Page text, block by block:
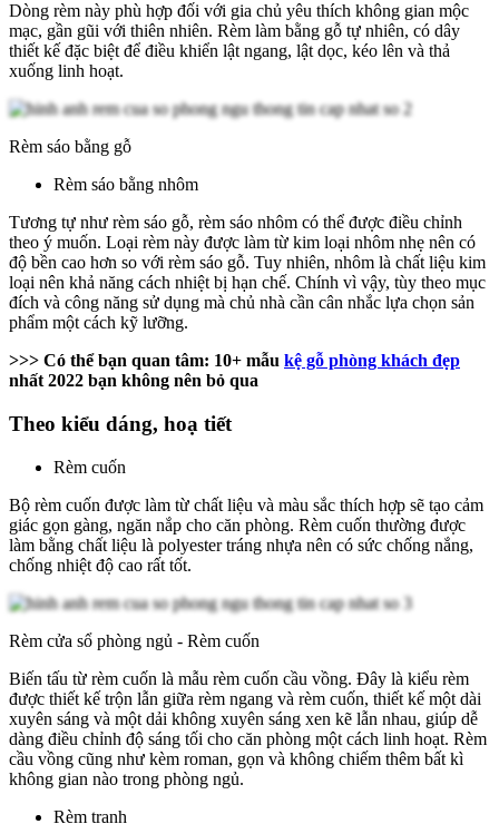
Dòng rèm này phù hợp đối với gia chủ yêu thích không gian mộc
mạc, gần gũi với thiên nhiên. Rèm làm bằng gỗ tự nhiên, có dây
thiết kế đặc biệt để điều khiển lật ngang, lật dọc, kéo lên và thả
xuống linh hoạt.
Rèm sáo bằng gỗ
Rèm sáo bằng nhôm
Tương tự như rèm sáo gỗ, rèm sáo nhôm có thể được điều chỉnh
theo ý muốn. Loại rèm này được làm từ kim loại nhôm nhẹ nên có
độ bền cao hơn so với rèm sáo gỗ. Tuy nhiên, nhôm là chất liệu kim
loại nên khả năng cách nhiệt bị hạn chế. Chính vì vậy, tùy theo mục
đích và công năng sử dụng mà chủ nhà cần cân nhắc lựa chọn sản
phẩm một cách kỹ lưỡng.
>>> Có thể bạn quan tâm: 10+ mẫu kệ gỗ phòng khách đẹp
nhất 2022 bạn không nên bỏ qua
Theo kiểu dáng, hoạ tiết
Rèm cuốn
Bộ rèm cuốn được làm từ chất liệu và màu sắc thích hợp sẽ tạo cảm
giác gọn gàng, ngăn nắp cho căn phòng. Rèm cuốn thường được
làm bằng chất liệu là polyester tráng nhựa nên có sức chống nắng,
chống nhiệt độ cao rất tốt.
Rèm cửa sổ phòng ngủ - Rèm cuốn
Biến tấu từ rèm cuốn là mẫu rèm cuốn cầu vồng. Đây là kiểu rèm
được thiết kế trộn lẫn giữa rèm ngang và rèm cuốn, thiết kế một dài
xuyên sáng và một dải không xuyên sáng xen kẽ lẫn nhau, giúp dễ
dàng điều chỉnh độ sáng tối cho căn phòng một cách linh hoạt. Rèm
cầu vồng cũng như kèm roman, gọn và không chiếm thêm bất kì
không gian nào trong phòng ngủ.
Rèm tranh